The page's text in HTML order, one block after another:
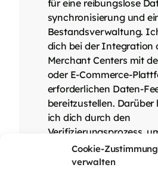
Cookie-Zustimmung
verwalten
für eine reibungslose
synchronisierung und
Bestands­verwaltung.
dich bei der Integration
Merchant Centers mit
oder E-Commerce-
erforderlichen Daten-
bereitzustellen.
ich dich durch den
Verifizierungsprozess,
und Glaubwürdigkeit bei
aufzubauen.